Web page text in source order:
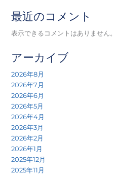
最近のコメント
表示できるコメントはありません。
アーカイブ
2026年8月
2026年7月
2026年6月
2026年5月
2026年4月
2026年3月
2026年2月
2026年1月
2025年12月
2025年11月